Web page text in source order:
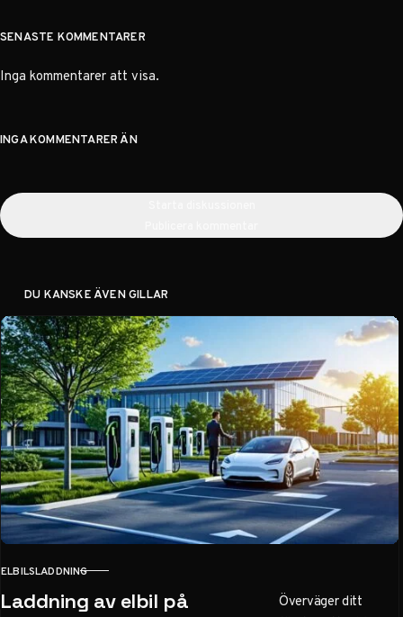
SENASTE KOMMENTARER
Inga kommentarer att visa.
INGA KOMMENTARER ÄN
DU KANSKE ÄVEN GILLAR
KATEGORI
ELBILSLADDNING
Laddning av elbil på
Överväger ditt